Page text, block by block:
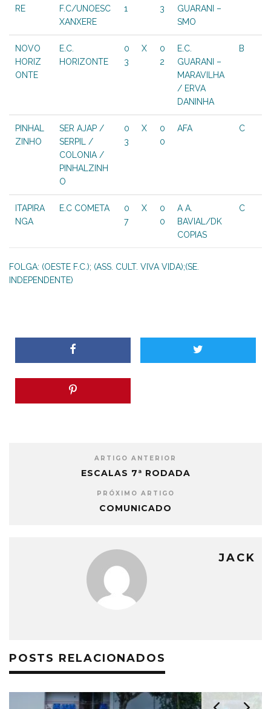
RE
F.C/UNOESC
XANXERE
1
3
GUARANI –
SMO
NOVO
HORIZ
ONTE
E.C.
HORIZONTE
0
3
X
0
2
E.C.
GUARANI –
MARAVILHA
/ ERVA
DANINHA
B
PINHAL
ZINHO
SER AJAP /
SERPIL /
COLONIA /
PINHALZINH
O
0
3
X
0
0
AFA C
ITAPIRA
NGA
E.C COMETA
0
7
X
0
0
A A.
BAVIAL/DK
COPIAS
C
FOLGA: (OESTE F.C.); (ASS. CULT. VIVA VIDA);(SE.
INDEPENDENTE)
ARTIGO ANTERIOR
ESCALAS 7ª RODADA
PRÓXIMO ARTIGO
COMUNICADO
JACK
POSTS RELACIONADOS